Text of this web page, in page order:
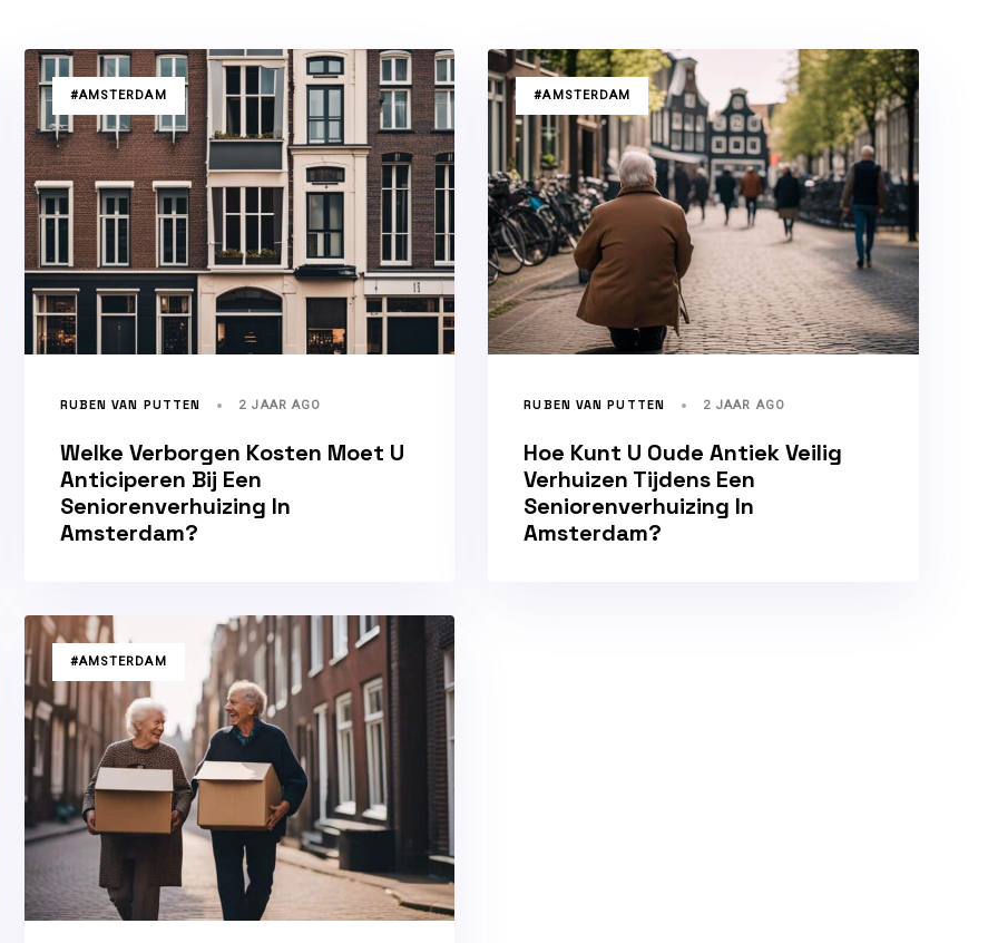
TAGS#AMSTERDAM
RUBEN VAN PUTTEN 2 JAAR AGO
Welke Verborgen Kosten Moet U
Anticiperen Bij Een
Seniorenverhuizing In
Amsterdam?
TAGS#AMSTERDAM
RUBEN VAN PUTTEN 2 JAAR AGO
Hoe Kunt U Oude Antiek Veilig
Verhuizen Tijdens Een
Seniorenverhuizing In
Amsterdam?
TAGS#AMSTERDAM